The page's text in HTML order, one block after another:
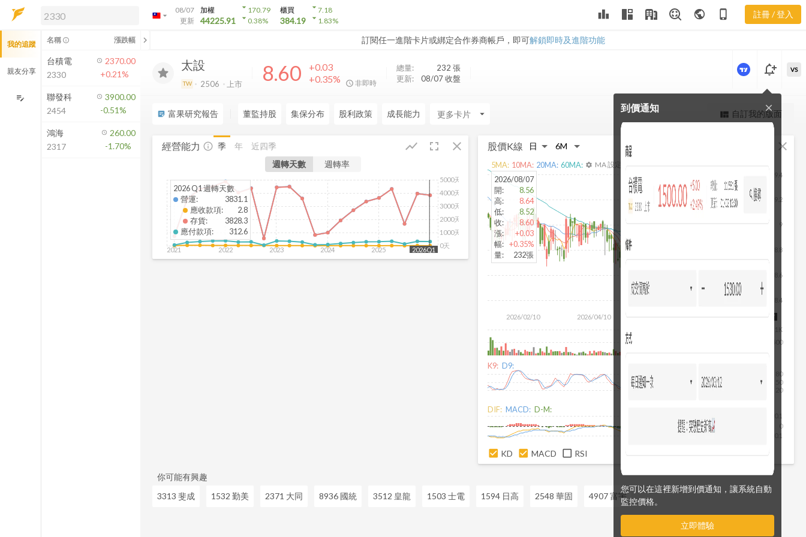
arrow_drop_down
08/07
更新
加權
44225.91
arrow_drop_down170.79
arrow_drop_down0.38%
櫃買
384.19
arrow_drop_down7.18
arrow_drop_down1.83% leaderboard public phone_iphone 註冊 / 登入
訂閱任一進階卡片或綁定合作券商帳戶，即可解鎖即時及進階功能
解鎖即時行情及進階功能
方案」，即可解鎖以下功能：
即時行情
即時市況與排行
成交金額熱力圖
前往方案訂閱
如何綁定合作券商
力
太設
TW 2506 上市 8.60
+0.03
+0.35%
非即時
總量: 232 張
更新:
08/07 收盤
更強大的進階價量圖表
notification_add
到價通知
您可以在這裡新增到價通知，讓系統自動
監控價格。
立即體驗
close
VS
sticky_note_2 富果研究報告 董監持股 集保分布 股利政策 成長能力 arrow_drop_down view_quilt 自訂我的版面
經營能力 fullscreen close
show_chart
info_outline 季 年
近四季
週轉天數
週轉率
2021 2022 2023 2024 2025 2026
0天
1000天
2000天
3000天
4000天
5000天
2026Q1
2026 Q1 週轉天數
營運:
3831.1
應收款項:
2.8
存貨:
3828.3
應付款項: 312.6
股價K線 close
2026/02/10 2026/04/10
8.4
8.6
8.8
9
9.2
9.4
2026/08/07
500
1K
2026/08/07
開:
8.56
高:
8.64
低:
8.52
收:
8.60
漲:
+0.03
幅: +0.35%
量: 232張
5MA: 10MA: 20MA: 60MA: settings MA 設定
K9: D9:
20
50
80
DIF: MACD: D-M:
-0.1
0
0.1
KD MACD RSI
你可能有興趣
3313 斐成
1532 勤美 2371 大同 8936 國統 3512 皇龍 1503 士電 1594 日高 2548 華固 4907 富宇
我的追蹤
親友分享
edit_note
名稱 info_outline 漲跌幅 chevron_left
台積電
2330
2370.00
+0.21%
聯發科
2454
3900.00
-0.51%
鴻海
2317
260.00
-1.70%